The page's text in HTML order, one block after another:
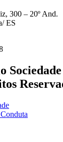
300 – 20º And.
ES